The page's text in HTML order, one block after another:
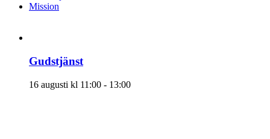
Mission
Gudstjänst
16 augusti kl 11:00 - 13:00